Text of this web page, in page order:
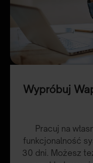
Wypróbuj
Pracuj na
funkcjonalność
30 dni. Możesz